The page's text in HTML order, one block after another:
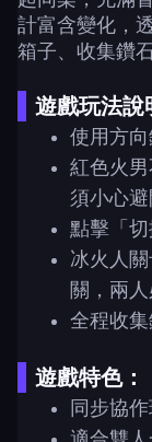
計富含變化，
箱子、收集鑽
遊戲玩法說
使用方
紅色火
須小心
點擊「
冰火人
關，兩
全程收集
遊戲特色：
同步協